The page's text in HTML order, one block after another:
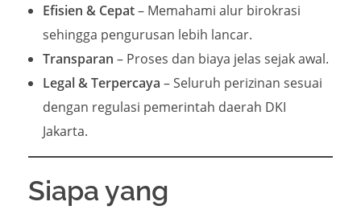
Efisien & Cepat– Memahami alur birokrasi
sehingga pengurusan lebih lancar.
Transparan – Proses dan biaya jelas sejak awal.
Legal & Terpercaya – Seluruh perizinan sesuai
dengan regulasi pemerintah daerah DKI
Jakarta.
Siapa yang